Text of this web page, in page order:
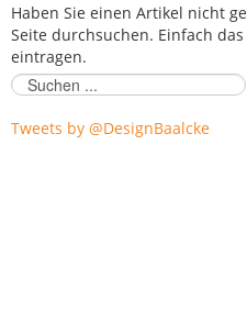
Haben Sie einen Artikel nicht
Seite durchsuchen. Einfach
eintragen.
Tweets by @DesignBaalcke